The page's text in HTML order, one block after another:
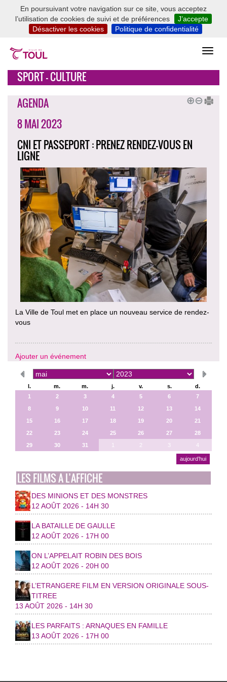
En poursuivant votre navigation sur ce site, vous acceptez
l’utilisation de cookies de suivi et de préférences
J’accepte
Désactiver les cookies
Politique de confidentialité
SPORT - CULTURE
AGENDA
8 MAI 2023
CNI ET PASSEPORT : PRENEZ RENDEZ-VOUS EN
LIGNE
La Ville de Toul met en place un nouveau service de rendez-
vous
Ajouter un événement
l. m. m. j. v. s.
d.
1
2 3 4 5 6
7
8
9 10 11 12 13
14
15
16 17 18 19 20
21
22
23 24 25 26 27
28
29
30 31 1 2 3 4
aujourd’hui
LES FILMS A L’AFFICHE
DES MINIONS ET DES MONSTRES
12 AOÛT 2026 - 14H 30
LA BATAILLE DE GAULLE
12 AOÛT 2026 - 17H 00
ON L’APPELAIT ROBIN DES BOIS
12 AOÛT 2026 - 20H 00
L’ETRANGERE FILM EN VERSION ORIGINALE SOUS-
TITREE
13 AOÛT 2026 - 14H 30
LES PARFAITS : ARNAQUES EN FAMILLE
13 AOÛT 2026 - 17H 00